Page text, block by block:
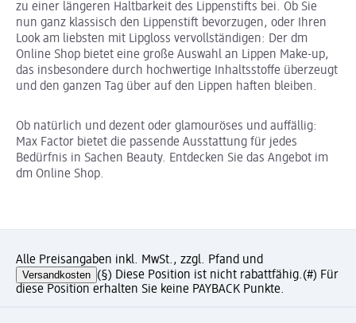
zu einer längeren Haltbarkeit des Lippenstifts bei. Ob Sie
nun ganz klassisch den Lippenstift bevorzugen, oder Ihren
Look am liebsten mit Lipgloss vervollständigen: Der dm
Online Shop bietet eine große Auswahl an Lippen Make-up,
das insbesondere durch hochwertige Inhaltsstoffe überzeugt
und den ganzen Tag über auf den Lippen haften bleiben.
Ob natürlich und dezent oder glamouröses und auffällig:
Max Factor bietet die passende Ausstattung für jedes
Bedürfnis in Sachen Beauty. Entdecken Sie das Angebot im
dm Online Shop.
Alle Preisangaben inkl. MwSt., zzgl. Pfand und
Versandkosten (§) Diese Position ist nicht rabattfähig.(#) Für
diese Position erhalten Sie keine PAYBACK Punkte.